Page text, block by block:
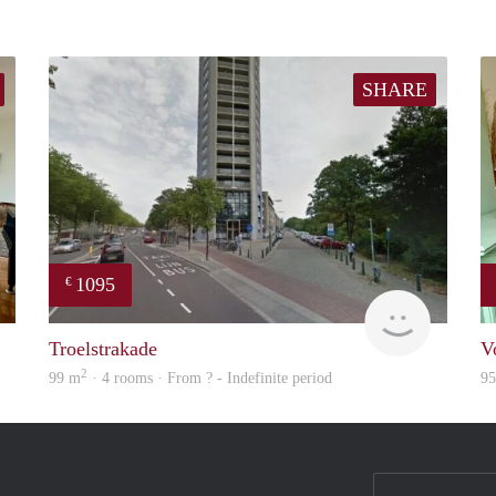
Real Estate
SHARE
€ 1095
finder
Troelstrakade
99 m2 · 4 rooms · From ? - Indefinite period